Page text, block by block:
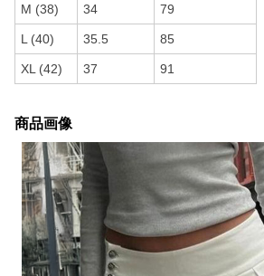
M (38) 34 79
L (40) 35.5 85
XL (42) 37 91
商品画像